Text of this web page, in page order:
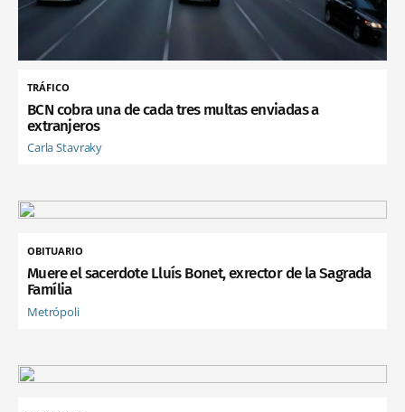
TRÁFICO
BCN cobra una de cada tres multas enviadas a
extranjeros
Carla Stavraky
OBITUARIO
Muere el sacerdote Lluís Bonet, exrector de la Sagrada
Família
Metrópoli